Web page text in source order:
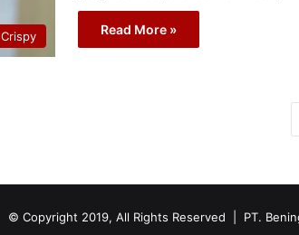
Crispy Read More »
© Copyright 2019, All Rights Reserved | PT.